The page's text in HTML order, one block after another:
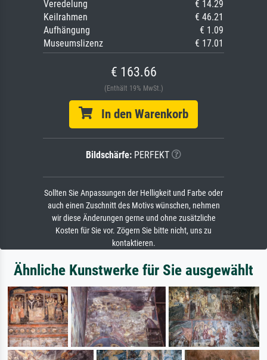
Veredelung
€ 14.29
Keilrahmen
€ 46.21
Aufhängung
€ 1.09
Museumslizenz
€ 17.01
€ 163.66
(Enthält 19% MwSt.)
In den Warenkorb
Bildschärfe: PERFEKT
Sollten Sie Anpassungen der Helligkeit und Farbe oder
auch einen Zuschnitt des Motivs wünschen, nehmen
wir diese Änderungen gerne und ohne zusätzliche
Kosten für Sie vor. Zögern Sie bitte nicht, uns zu
kontaktieren.
Ähnliche Kunstwerke für Sie ausgewählt